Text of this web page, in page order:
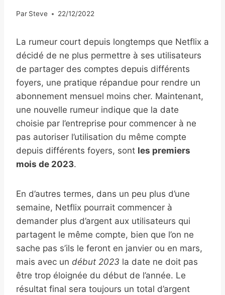
Par Steve 22/12/2022
La rumeur court depuis longtemps que Netflix a
décidé de ne plus permettre à ses utilisateurs
de partager des comptes depuis différents
foyers, une pratique répandue pour rendre un
abonnement mensuel moins cher. Maintenant,
une nouvelle rumeur indique que la date
choisie par l’entreprise pour commencer à ne
pas autoriser l’utilisation du même compte
depuis différents foyers, sont les premiers
mois de 2023.
En d’autres termes, dans un peu plus d’une
semaine, Netflix pourrait commencer à
demander plus d’argent aux utilisateurs qui
partagent le même compte, bien que l’on ne
sache pas s’ils le feront en janvier ou en mars,
mais avec un début 2023 la date ne doit pas
être trop éloignée du début de l’année. Le
résultat final sera toujours un total d’argent